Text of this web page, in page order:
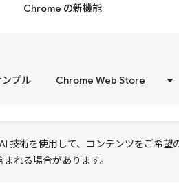
Chrome の新機能
ンプル Chrome Web Store
技術を使用して、コンテンツをご希望
れる場合があります。